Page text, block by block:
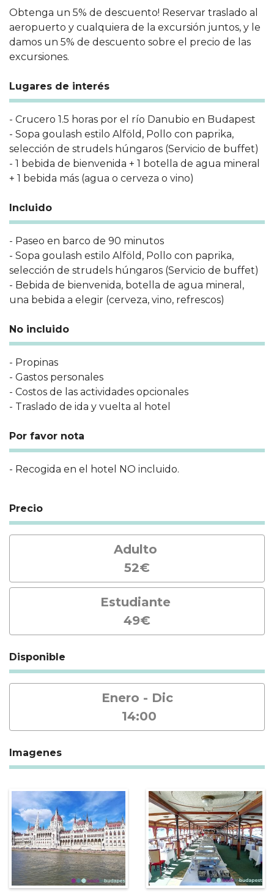
Obtenga un 5% de descuento! Reservar traslado al
aeropuerto y cualquiera de la excursión juntos, y le
damos un 5% de descuento sobre el precio de las
excursiones.
Lugares de interés
- Crucero 1.5 horas por el río Danubio en Budapest
- Sopa goulash estilo Alföld, Pollo con paprika,
selección de strudels húngaros (Servicio de buffet)
- 1 bebida de bienvenida + 1 botella de agua mineral
+ 1 bebida más (agua o cerveza o vino)
Incluido
- Paseo en barco de 90 minutos
- Sopa goulash estilo Alföld, Pollo con paprika,
selección de strudels húngaros (Servicio de buffet)
- Bebida de bienvenida, botella de agua mineral,
una bebida a elegir (cerveza, vino, refrescos)
No incluido
- Propinas
- Gastos personales
- Costos de las actividades opcionales
- Traslado de ida y vuelta al hotel
Por favor nota
- Recogida en el hotel NO incluido.
Precio
Adulto
52€
Estudiante
49€
Disponible
Enero - Dic
14:00
Imagenes